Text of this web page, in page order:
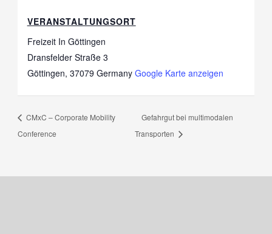
VERANSTALTUNGSORT
Freizeit In Göttingen
Dransfelder Straße 3
Göttingen, 37079 Germany Google Karte anzeigen
CMxC – Corporate Mobility
Conference
Gefahrgut bei multimodalen
Transporten